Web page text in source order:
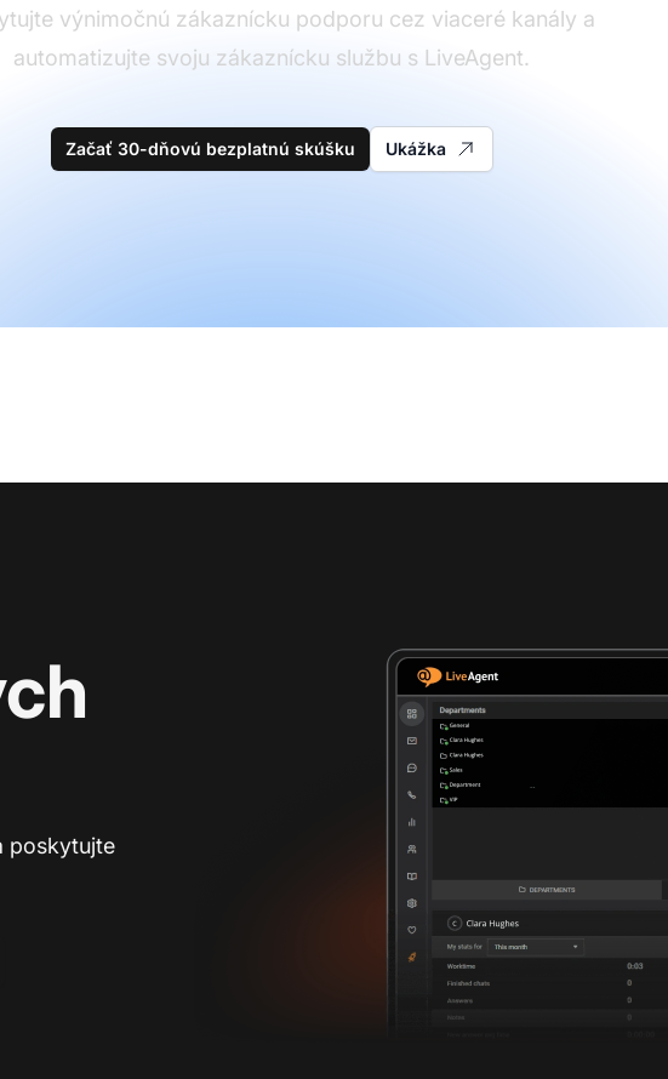
výnimočnú zákaznícku podporu cez viaceré kanály a
automatizujte svoju zákaznícku službu s LiveAgent.
Začať 30-dňovú bezplatnú skúšku Ukážka
poskytujte